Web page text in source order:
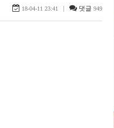
18-04-11 23:41 | 댓글 949